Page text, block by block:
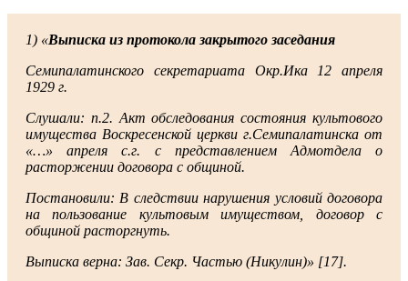
1) «Выписка из протокола закрытого заседания
Семипалатинского секретариата Окр.Ика 12 апреля
1929 г.
Слушали: п.2. Акт обследования состояния культового
имущества Воскресенской церкви г.Семипалатинска от
«…» апреля с.г. с представлением Адмотдела о
расторжении договора с общиной.
Постановили: В следствии нарушения условий договора
на пользование культовым имуществом, договор с
общиной расторгнуть.
Выписка верна: Зав. Секр. Частью (Никулин)» [17].